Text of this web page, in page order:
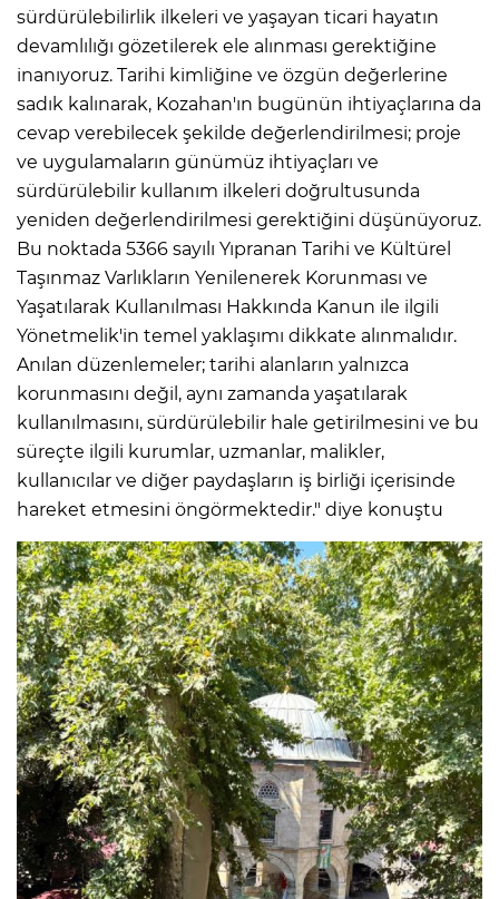
sürdürülebilirlik ilkeleri ve yaşayan ticari hayatın
devamlılığı gözetilerek ele alınması gerektiğine
inanıyoruz. Tarihi kimliğine ve özgün değerlerine
sadık kalınarak, Kozahan'ın bugünün ihtiyaçlarına da
cevap verebilecek şekilde değerlendirilmesi; proje
ve uygulamaların günümüz ihtiyaçları ve
sürdürülebilir kullanım ilkeleri doğrultusunda
yeniden değerlendirilmesi gerektiğini düşünüyoruz.
Bu noktada 5366 sayılı Yıpranan Tarihi ve Kültürel
Taşınmaz Varlıkların Yenilenerek Korunması ve
Yaşatılarak Kullanılması Hakkında Kanun ile ilgili
Yönetmelik'in temel yaklaşımı dikkate alınmalıdır.
Anılan düzenlemeler; tarihi alanların yalnızca
korunmasını değil, aynı zamanda yaşatılarak
kullanılmasını, sürdürülebilir hale getirilmesini ve bu
süreçte ilgili kurumlar, uzmanlar, malikler,
kullanıcılar ve diğer paydaşların iş birliği içerisinde
hareket etmesini öngörmektedir." diye konuştu